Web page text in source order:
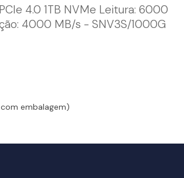
4.0 1TB NVMe Leitura: 6000
4000 MB/s - SNV3S/1000G
embalagem)